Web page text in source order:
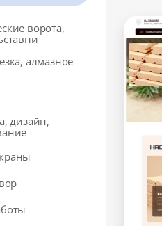
ворота,
алмазное
дизайн,